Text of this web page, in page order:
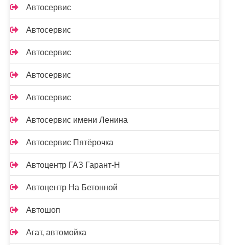
Автосервис
Автосервис
Автосервис
Автосервис
Автосервис
Автосервис имени Ленина
Автосервис Пятёрочка
Автоцентр ГАЗ Гарант-Н
Автоцентр На Бетонной
Автошоп
Агат, автомойка